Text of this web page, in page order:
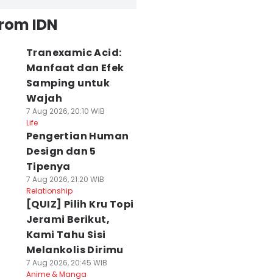
IDN
Tranexamic Acid:
Manfaat dan Efek
Samping untuk
Wajah
7 Aug 2026, 20:10 WIB
Life
Pengertian Human
Design dan 5
Tipenya
7 Aug 2026, 21:20 WIB
Relationship
[QUIZ] Pilih Kru Topi
Jerami Berikut,
Kami Tahu Sisi
Melankolis Dirimu
7 Aug 2026, 20:45 WIB
Anime & Manga